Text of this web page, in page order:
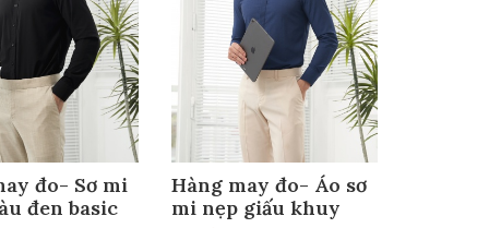
đo- Sơ mi
đen basic
Hàng may đo- Áo sơ
mi nẹp giấu khuy